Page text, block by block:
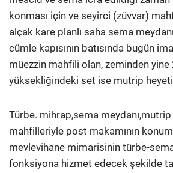
konması için ve seyirci (züvvar)
alçak kare planlı saha sema
cümle kapısının batısında bugün
müezzin mahfili olan, zeminden yine
yüksekliğindeki set ise mutrip
Türbe. mihrap,sema
mahfilleriyle post makamının
mevlevihane mimarisinin türbe-
fonksiyona hizmet edecek şekilde